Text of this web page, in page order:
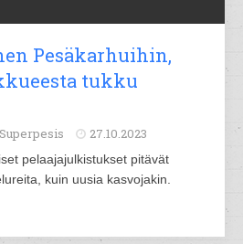
Pesäkarhuihin,
tukku
27.10.2023
pelaajajulkistukset pitävät
kuin uusia kasvojakin.